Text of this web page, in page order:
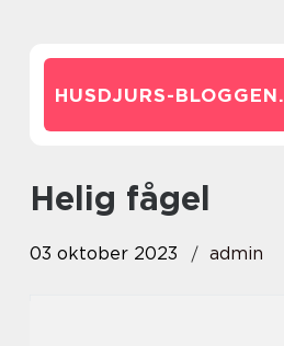
HUSDJURS-BLOGGEN.
helig fågel
03 oktober 2023 admin